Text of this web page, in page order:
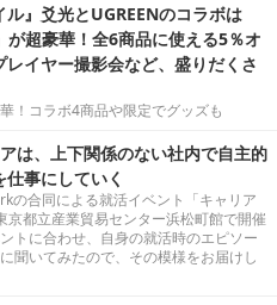
ル』爻光とUGREENのコラボは
が超豪華！全6商品に使える5％オ
イヤー撮影会など、盛りだくさ
！コラボ4商品や限定でグッズも
は、上下関係のない社内で自主的
事にしていく
の合同による就活イベント「キャリア
京都立産業貿易センター浜松町館で開催
トに合わせ、自身の就活時のエピソー
聞いてみたので、その模様をお届けし